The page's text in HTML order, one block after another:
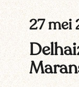
EN
27 mei